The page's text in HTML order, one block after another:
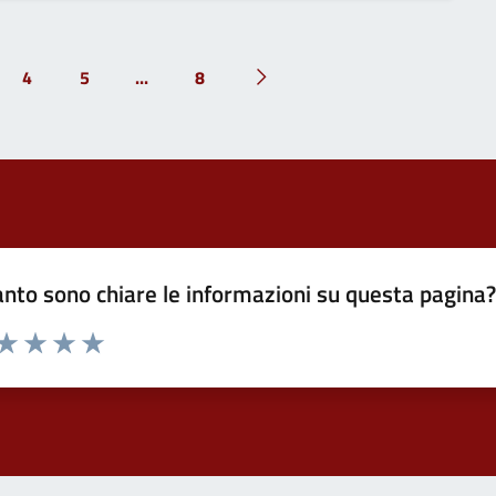
4 5 ... 8
Pagina successiva
sono chiare le informazioni su questa pagina?
da 1 a 5 stelle la pagina